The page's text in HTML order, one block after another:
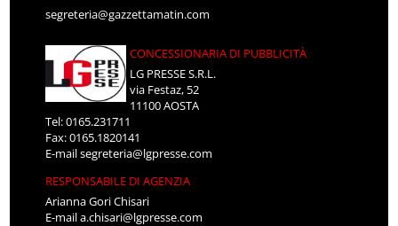
segreteria@gazzettamatin.com
CONCESSIONARIA DI PUBBLICITÀ
LG PRESSE S.R.L.
via Festaz, 52
11100 AOSTA
Tel: 0165.231711
Fax: 0165.1820141
E-mailsegreteria@lgpresse.com
RESPONSABILE DI AGENZIA
Arianna Gori Chisari
E-maila.chisari@lgpresse.com